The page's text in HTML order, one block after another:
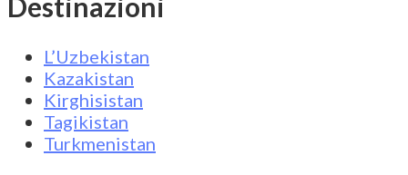
L’Uzbekistan
Kazakistan
Kirghisistan
Tagikistan
Turkmenistan